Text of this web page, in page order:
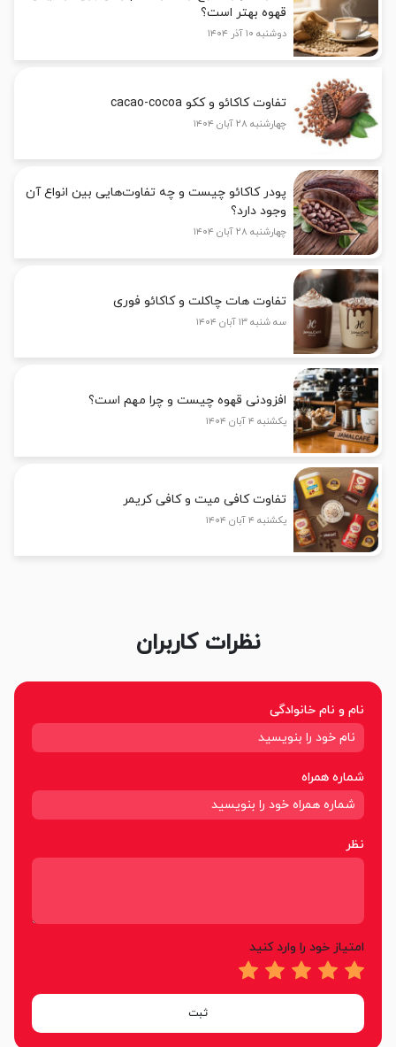
قهوه بهتر است؟
دوشنبه ۱۰ آذر ۱۴۰۴
تفاوت کاکائو و ککو cacao-cocoa
چهارشنبه ۲۸ آبان ۱۴۰۴
پودر کاکائو چیست و چه تفاوت‌هایی بین انواع آن
وجود دارد؟
چهارشنبه ۲۸ آبان ۱۴۰۴
تفاوت هات چاکلت و کاکائو فوری
سه شنبه ۱۳ آبان ۱۴۰۴
افزودنی قهوه چیست و چرا مهم است؟
یکشنبه ۴ آبان ۱۴۰۴
تفاوت کافی میت و کافی کریمر
یکشنبه ۴ آبان ۱۴۰۴
نظرات کاربران
نام و نام خانوادگی
شماره همراه
نظر
امتیاز خود را وارد کنید
ثبت